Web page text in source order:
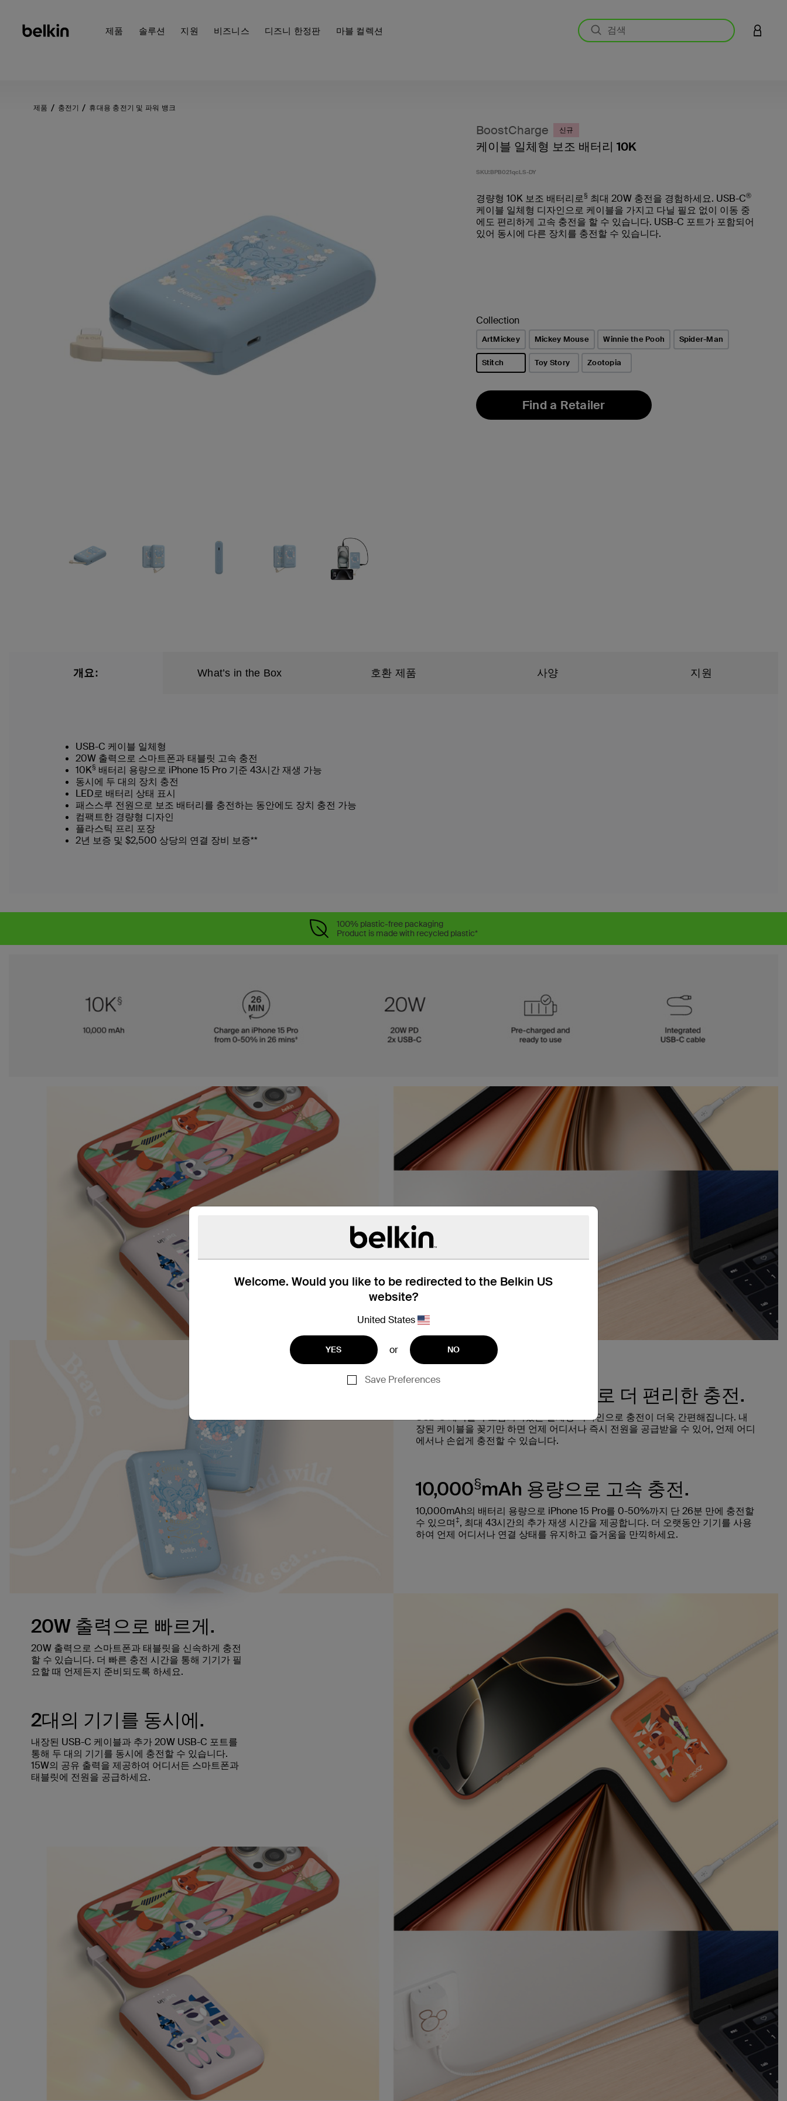
제품 솔루션 지원 비즈니스 디즈니 한정판 마블 컬렉션 LOGIN
Welcome. Would you like to be redirected to the Belkin US
website?
United States
YES or NO
Save Preferences
제품 충전기 휴대용 충전기 및 파워 뱅크
BoostCharge 신규
케이블 일체형 보조 배터리 10K
SKU:BPB021qcLS-DY
경량형 10K 보조 배터리로§ 최대 20W 충전을 경험하세요. USB-C®
케이블 일체형 디자인으로 케이블을 가지고 다닐 필요 없이 이동 중
에도 편리하게 고속 충전을 할 수 있습니다. USB-C 포트가 포함되어
있어 동시에 다른 장치를 충전할 수 있습니다.
Collection
ArtMickey Mickey Mouse Winnie the Pooh Spider-Man
Stitch Toy Story Zootopia
Find a Retailer
개요: What’s in the Box 호환 제품 사양 지원
USB-C 케이블 일체형
20W 출력으로 스마트폰과 태블릿 고속 충전
10K§ 배터리 용량으로 iPhone 15 Pro 기준 43시간 재생 가능
동시에 두 대의 장치 충전
LED로 배터리 상태 표시
패스스루 전원으로 보조 배터리를 충전하는 동안에도 장치 충전 가능
컴팩트한 경량형 디자인
플라스틱 프리 포장
2년 보증 및 $2,500 상당의 연결 장비 보증**
100% plastic-free packaging
Product is made with recycled plastic*
일체형 USB-C 케이블로 더 편리한 충전.
USB-C 케이블이 포함되어있는 일체형 디자인으로 충전이 더욱 간편해집니다. 내
장된 케이블을 꽂기만 하면 언제 어디서나 즉시 전원을 공급받을 수 있어, 언제 어디
에서나 손쉽게 충전할 수 있습니다.
10,000§mAh 용량으로 고속 충전.
10,000mAh의 배터리 용량으로 iPhone 15 Pro를 0-50%까지 단 26분 만에 충전할
수 있으며‡, 최대 43시간의 추가 재생 시간을 제공합니다. 더 오랫동안 기기를 사용
하여 언제 어디서나 연결 상태를 유지하고 즐거움을 만끽하세요.
20W 출력으로 빠르게.
20W 출력으로 스마트폰과 태블릿을 신속하게 충전
할 수 있습니다. 더 빠른 충전 시간을 통해 기기가 필
요할 때 언제든지 준비되도록 하세요.
2대의 기기를 동시에.
내장된 USB-C 케이블과 추가 20W USB-C 포트를
통해 두 대의 기기를 동시에 충전할 수 있습니다.
15W의 공유 출력을 제공하여 어디서든 스마트폰과
태블릿에 전원을 공급하세요.